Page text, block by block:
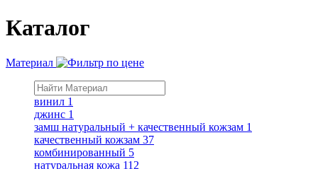
Каталог
Материал
винил 1
джинс 1
замш натуральный + качественный кожзам 1
качественный кожзам 37
комбинированный 5
натуральная кожа 112